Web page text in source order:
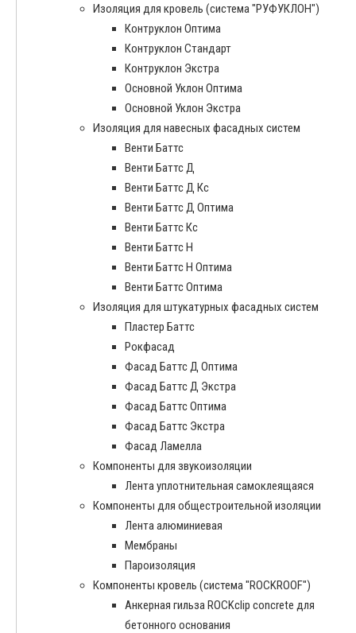
Изоляция для кровель (система "РУФУКЛОН")
Контруклон Оптима
Контруклон Стандарт
Контруклон Экстра
Основной Уклон Оптима
Основной Уклон Экстра
Изоляция для навесных фасадных систем
Венти Баттс
Венти Баттс Д
Венти Баттс Д Кс
Венти Баттс Д Оптима
Венти Баттс Кс
Венти Баттс Н
Венти Баттс Н Оптима
Венти Баттс Оптима
Изоляция для штукатурных фасадных систем
Пластер Баттс
Рокфасад
Фасад Баттс Д Оптима
Фасад Баттс Д Экстра
Фасад Баттс Оптима
Фасад Баттс Экстра
Фасад Ламелла
Компоненты для звукоизоляции
Лента уплотнительная самоклеящаяся
Компоненты для общестроительной изоляции
Лента алюминиевая
Мембраны
Пароизоляция
Компоненты кровель (система "ROCKROOF")
Анкерная гильза ROCKclip concrete для
бетонного основания